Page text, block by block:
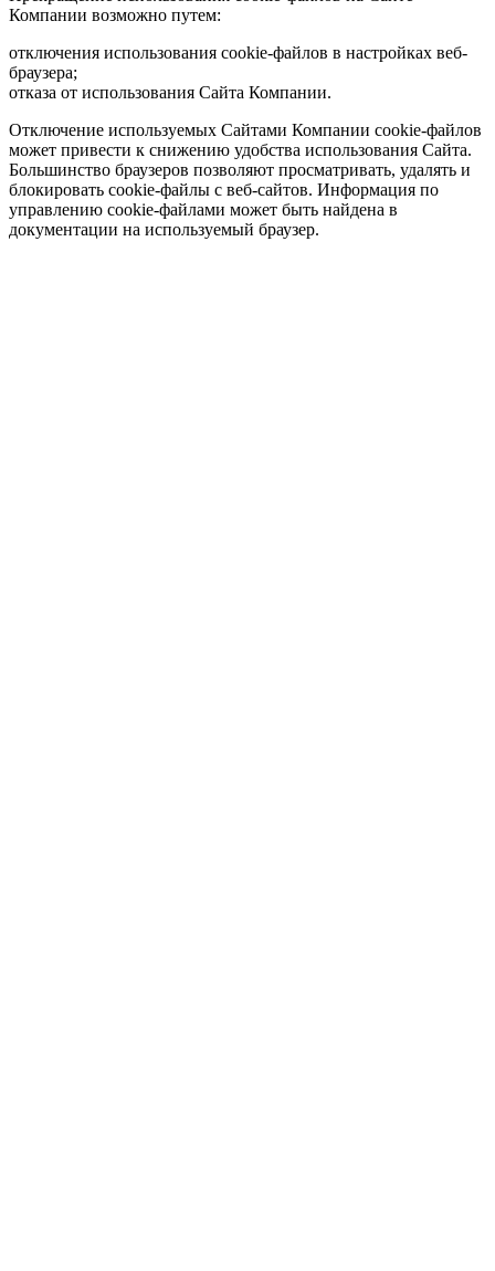
Компании возможно путем:
отключения использования cookie-файлов в настройках веб-
браузера;
отказа от использования Сайта Компании.
Отключение используемых Сайтами Компании cookie-файлов
может привести к снижению удобства использования Сайта.
Большинство браузеров позволяют просматривать, удалять и
блокировать cookie-файлы c веб-сайтов. Информация по
управлению cookie-файлами может быть найдена в
документации на используемый браузер.